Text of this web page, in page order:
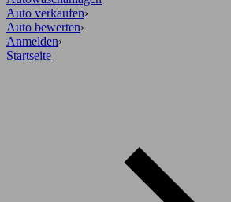
Auto verkaufen›
Auto bewerten›
Anmelden›
Startseite